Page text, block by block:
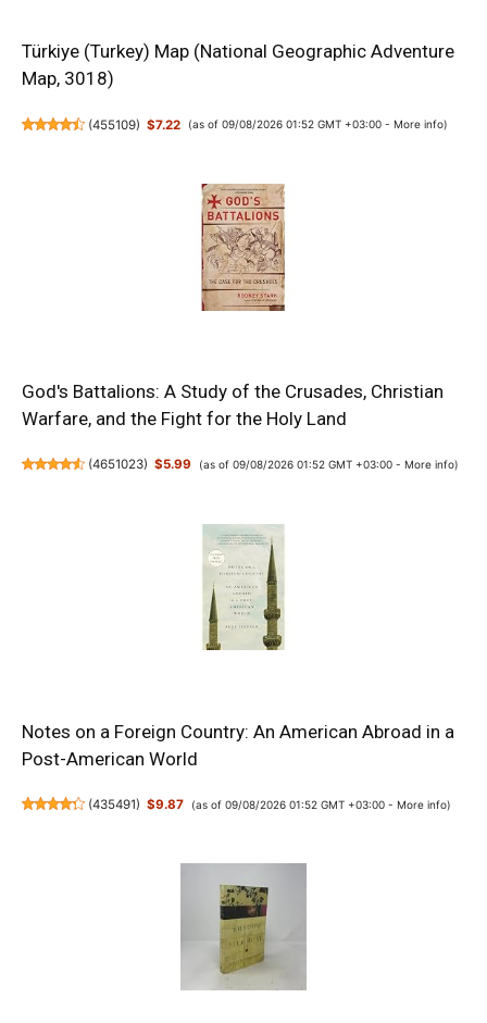
Türkiye (Turkey) Map (National Geographic Adventure
Map, 3018)
(455109) $7.22 (as of 09/08/2026 01:52 GMT +03:00 - More info)
God's Battalions: A Study of the Crusades, Christian
Warfare, and the Fight for the Holy Land
(4651023) $5.99 (as of 09/08/2026 01:52 GMT +03:00 - More info)
Notes on a Foreign Country: An American Abroad in a
Post-American World
(435491) $9.87 (as of 09/08/2026 01:52 GMT +03:00 - More info)